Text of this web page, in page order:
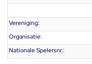
Vereniging:
Organisatie:
Nationale Spelersnr.: